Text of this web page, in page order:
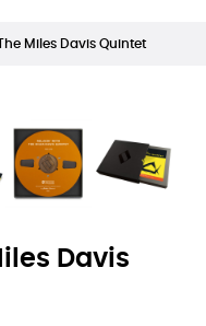
Miles Davis Quintet
Davis